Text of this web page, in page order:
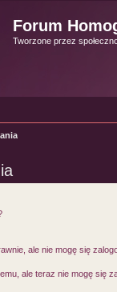
Forum
Tworzone przez
ale nie mogę się
ale teraz nie mogę się